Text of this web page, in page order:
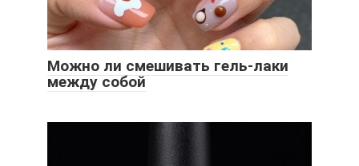
Можно ли смешивать гель-лаки
между собой